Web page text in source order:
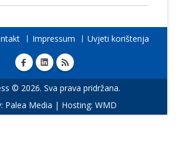
Impressum Uvjeti korištenja
© 2026. Sva prava pridržana.
Palea Media | Hosting: WMD